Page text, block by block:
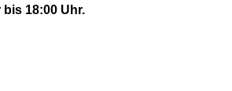
18:00 Uhr.